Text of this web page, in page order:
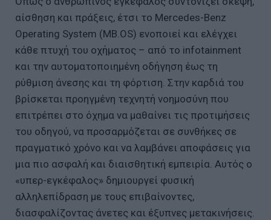
αίσθηση και πράξεις, έτσι το Mercedes-Benz
Operating System (MB.OS) ενοποιεί και ελέγχει
κάθε πτυχή του οχήματος – από το infotainment
και την αυτοματοποιημένη οδήγηση έως τη
ρύθμιση άνεσης και τη φόρτιση. Στην καρδιά του
βρίσκεται προηγμένη τεχνητή νοημοσύνη που
επιτρέπει στο όχημα να μαθαίνει τις προτιμήσεις
του οδηγού, να προσαρμόζεται σε συνθήκες σε
πραγματικό χρόνο και να λαμβάνει αποφάσεις για
μια πιο ασφαλή και διαισθητική εμπειρία. Αυτός ο
«υπερ-εγκέφαλος» δημιουργεί φυσική
αλληλεπίδραση με τους επιβαίνοντες,
διασφαλίζοντας άνετες και έξυπνες μετακινήσεις.